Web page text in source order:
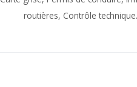
routières, Contrôle